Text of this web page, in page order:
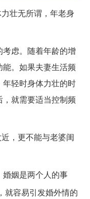
壮无所谓，年老身
虑。随着年龄的增
。如果夫妻生活频
轻时身体力壮的时
就需要适当控制频
，更不能与老婆闺
姻是两个人的事
就容易引发婚外情的